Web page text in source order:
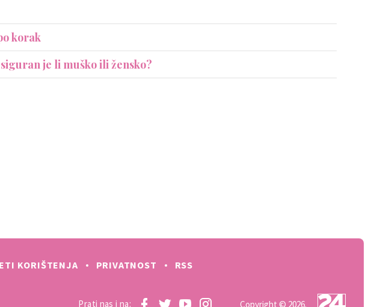
korak
je li muško ili žensko?
KORIŠTENJA PRIVATNOST RSS
Prati nas i na: Copyright © 2026.